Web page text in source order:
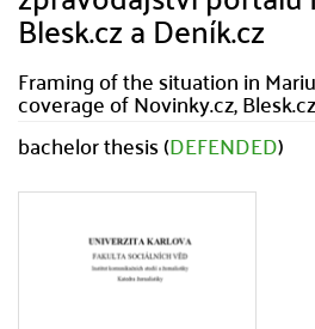
Blesk.cz a Deník.cz
Framing of the situation in
coverage of Novinky.cz,
bachelor thesis (DEFENDED)